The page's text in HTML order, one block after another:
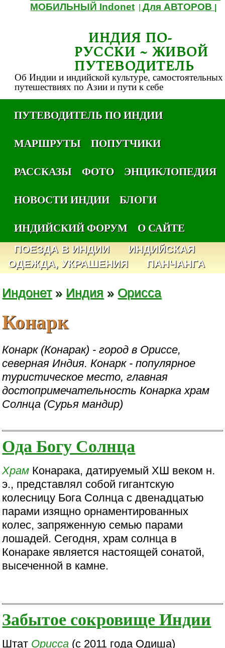
МОБИЛЬНЫЙ Indonet |Для АВТОРОВ
ИНДИЯ ПО-
РУССКИ ~ ЖИВОЙ
ПУТЕВОДИТЕЛЬ
Об Индии и индийской культуре, самостоятельных
путешествиях по Азии и пути к себе
ПУТЕВОДИТЕЛЬ ПО ИНДИИ
МАРШРУТЫ
ПОПУТЧИКИ
РАССКАЗЫ
ФОТО
ЭНЦИКЛОПЕДИЯ
НОВОСТИ ИНДИИ
БЛОГИ
ИНДИЙСКИЙ ФОРУМ
О САЙТЕ
ПОЕЗДА В ИНДИИ
ИНДИЙСКАЯ
ОДЕЖДА, УКРАШЕНИЯ
ПАНЧАНГА
Индонет» Индия » Орисса
Конарк
Конарк (Конарак) - город в Ориссе,
северная Индия. Конарк - популярное
туристическое место, главная
достопримечательность Конарка храм
Солнца (Сурья мандир)
Ода Богу Солнца
Храм Конарака, датируемый ХШ веком н.
э., представлял собой гигантскую
колесницу Бога Солнца с двенадцатью
парами изящно орнаментированных
колес, запряженную семью парами
лошадей. Сегодня, храм солнца в
Конараке является настоящей сонатой,
высеченной в камне.
Забытое сокровище Индии
Штат Орисса (с 2011 года Одиша)